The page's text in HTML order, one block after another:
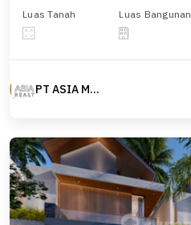
Luas Tanah Luas Bangunan
PT ASIA MAS REALTY